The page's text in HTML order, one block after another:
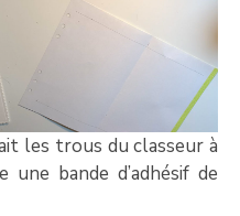
les trous du classeur à
bande d’adhésif de